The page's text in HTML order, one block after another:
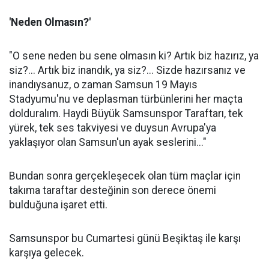
'Neden Olmasın?'
"O sene neden bu sene olmasın ki? Artık biz hazırız, ya
siz?... Artık biz inandık, ya siz?... Sizde hazırsanız ve
inandıysanuz, o zaman Samsun 19 Mayıs
Stadyumu'nu ve deplasman türbünlerini her maçta
dolduralım. Haydi Büyük Samsunspor Taraftarı, tek
yürek, tek ses takviyesi ve duysun Avrupa'ya
yaklaşıyor olan Samsun'un ayak seslerini..."
Bundan sonra gerçekleşecek olan tüm maçlar için
takıma taraftar desteğinin son derece önemi
bulduğuna işaret etti.
Samsunspor bu Cumartesi günü Beşiktaş ile karşı
karşıya gelecek.